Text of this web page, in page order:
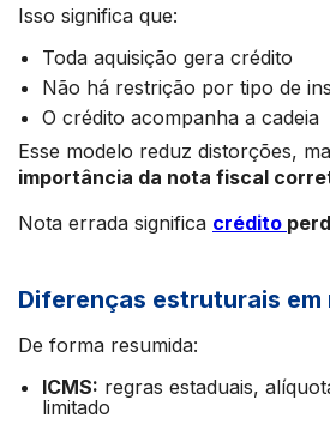
Isso significa que:
Toda aquisição gera crédito
Não há restrição por tipo de
O crédito acompanha a cadeia
Esse modelo reduz distorções,
importância da nota fiscal
Nota errada significa crédito
Diferenças estruturais em
De forma resumida:
ICMS: regras estaduais,
limitado